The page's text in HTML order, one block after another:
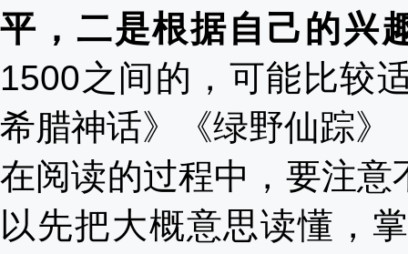
平，二是根据自己的兴
1500之间的，可能比较
希腊神话》《绿野仙踪》
在阅读的过程中，要注
以先把大概意思读懂，